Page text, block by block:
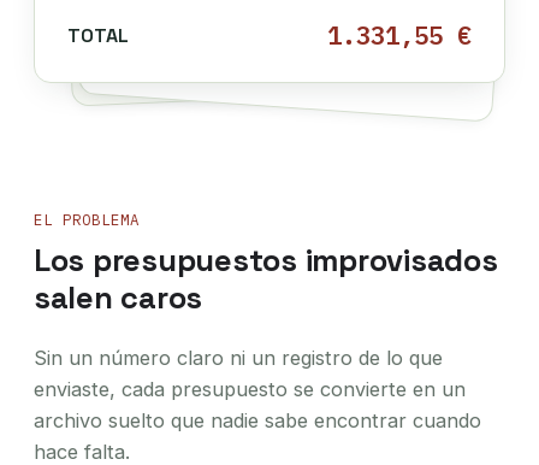
TOTAL 1.331,55 €
EL PROBLEMA
Los presupuestos improvisados
salen caros
Sin un número claro ni un registro de lo que
enviaste, cada presupuesto se convierte en un
archivo suelto que nadie sabe encontrar cuando
hace falta.